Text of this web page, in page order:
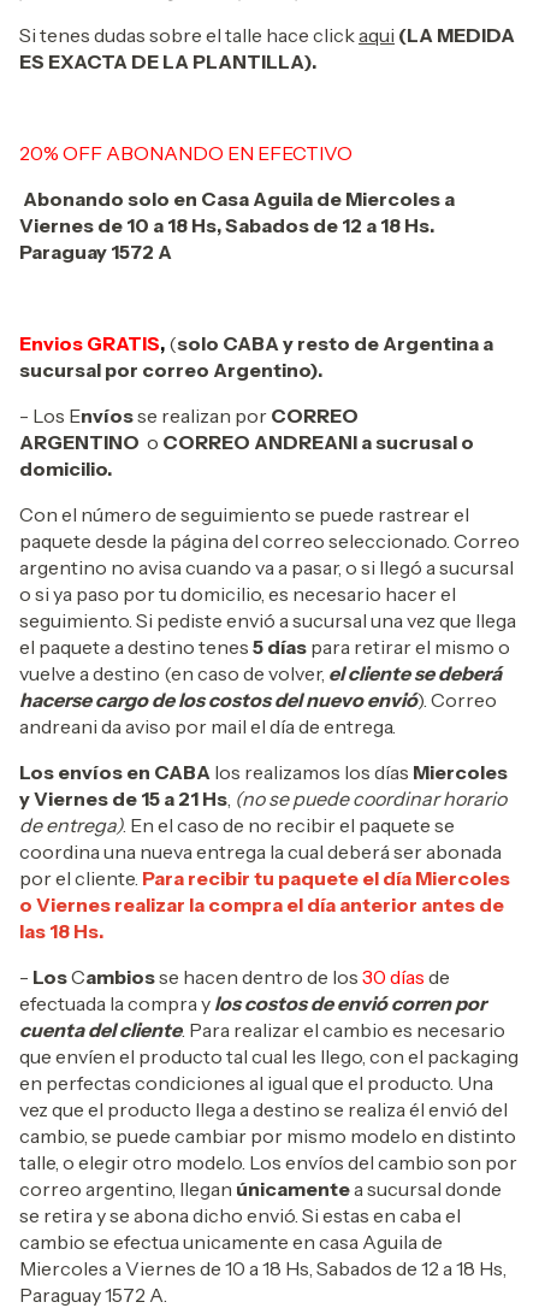
Si tenes dudas sobre el talle hace clickaqui (LA MEDIDA
ES EXACTA DE LA PLANTILLA).
20% OFF ABONANDO EN EFECTIVO
Abonando solo en Casa Aguila de Miercoles a
Viernes de 10 a 18 Hs, Sabados de 12 a 18 Hs.
Paraguay 1572 A
Envios GRATIS, (solo CABA y resto de Argentina a
sucursal por correo Argentino).
- Los Envíosse realizan por CORREO
ARGENTINO o CORREO ANDREANI a sucrusal o
domicilio.
Con el número de seguimiento se puede rastrear el
paquete desde la página del correo seleccionado. Correo
argentino no avisa cuando va a pasar, o si llegó a sucursal
o si ya paso por tu domicilio, es necesario hacer el
seguimiento. Si pediste envió a sucursal una vez que llega
el paquete a destino tenes 5 días para retirar el mismo o
vuelve a destino (en caso de volver, el cliente se deberá
hacerse cargo de los costos del nuevo envió). Correo
andreani da aviso por mail el día de entrega.
Los envíos en CABA los realizamos los días Miercoles
y Viernes de 15 a 21 Hs (no se puede coordinar horario
de entrega). En el caso de no recibir el paquete se
coordina una nueva entrega la cual deberá ser abonada
por el cliente. Para recibir tu paquete el día Miercoles
o Viernes realizar la compra el día anterior antes de
las 18 Hs.
- LosCambiosse hacen dentro de los 30 días de
efectuada la compra y los costos de envió corren por
cuenta del cliente. Para realizar el cambio es necesario
que envíen el producto tal cual les llego, con el packaging
en perfectas condiciones al igual que el producto. Una
vez que el producto llega a destino se realiza él envió del
cambio, se puede cambiar por mismo modelo en distinto
talle, o elegir otro modelo. Los envíos del cambio son por
correo argentino, llegan únicamentea sucursal donde
se retira y se abona dicho envió. Si estas en caba el
cambio se efectua unicamente en casa Aguila de
Miercoles a Viernes de 10 a 18 Hs, Sabados de 12 a 18 Hs,
Paraguay 1572 A.